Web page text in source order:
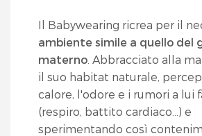
Il Babywearing ricrea per il
ambiente simile a quello del
materno . Abbracciato alla
il suo habitat naturale,
calore, l'odore e i rumori a lui
(respiro, battito cardiaco…) e
sperimentando così